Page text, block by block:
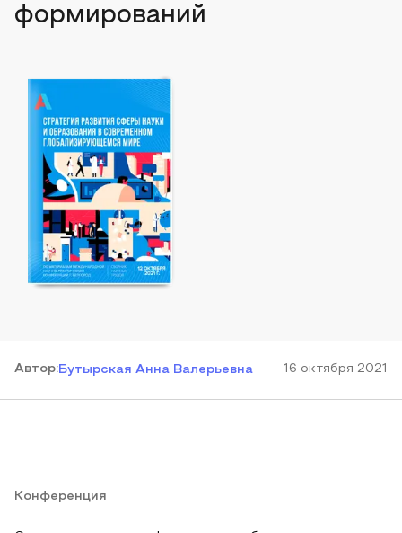
формирований
Автор:Бутырская Анна Валерьевна 16 октября 2021
Конференция